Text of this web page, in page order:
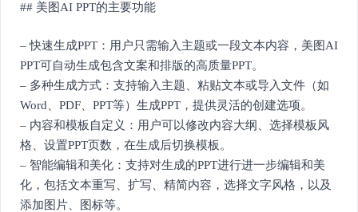
## 美图AI PPT的主要功能
– 快速生成PPT：用户只需输入主题或一段文本内容，美图AI
PPT可自动生成包含文案和排版的高质量PPT。
– 多种生成方式：支持输入主题、粘贴文本或导入文件（如
Word、PDF、PPT等）生成PPT，提供灵活的创建选项。
– 内容和模板自定义：用户可以修改内容大纲、选择模板风
格、设置PPT页数，在生成后切换模板。
– 智能编辑和美化：支持对生成的PPT进行进一步编辑和美
化，包括文本重写、扩写、精简内容，选择文字风格，以及
添加图片、图标等。